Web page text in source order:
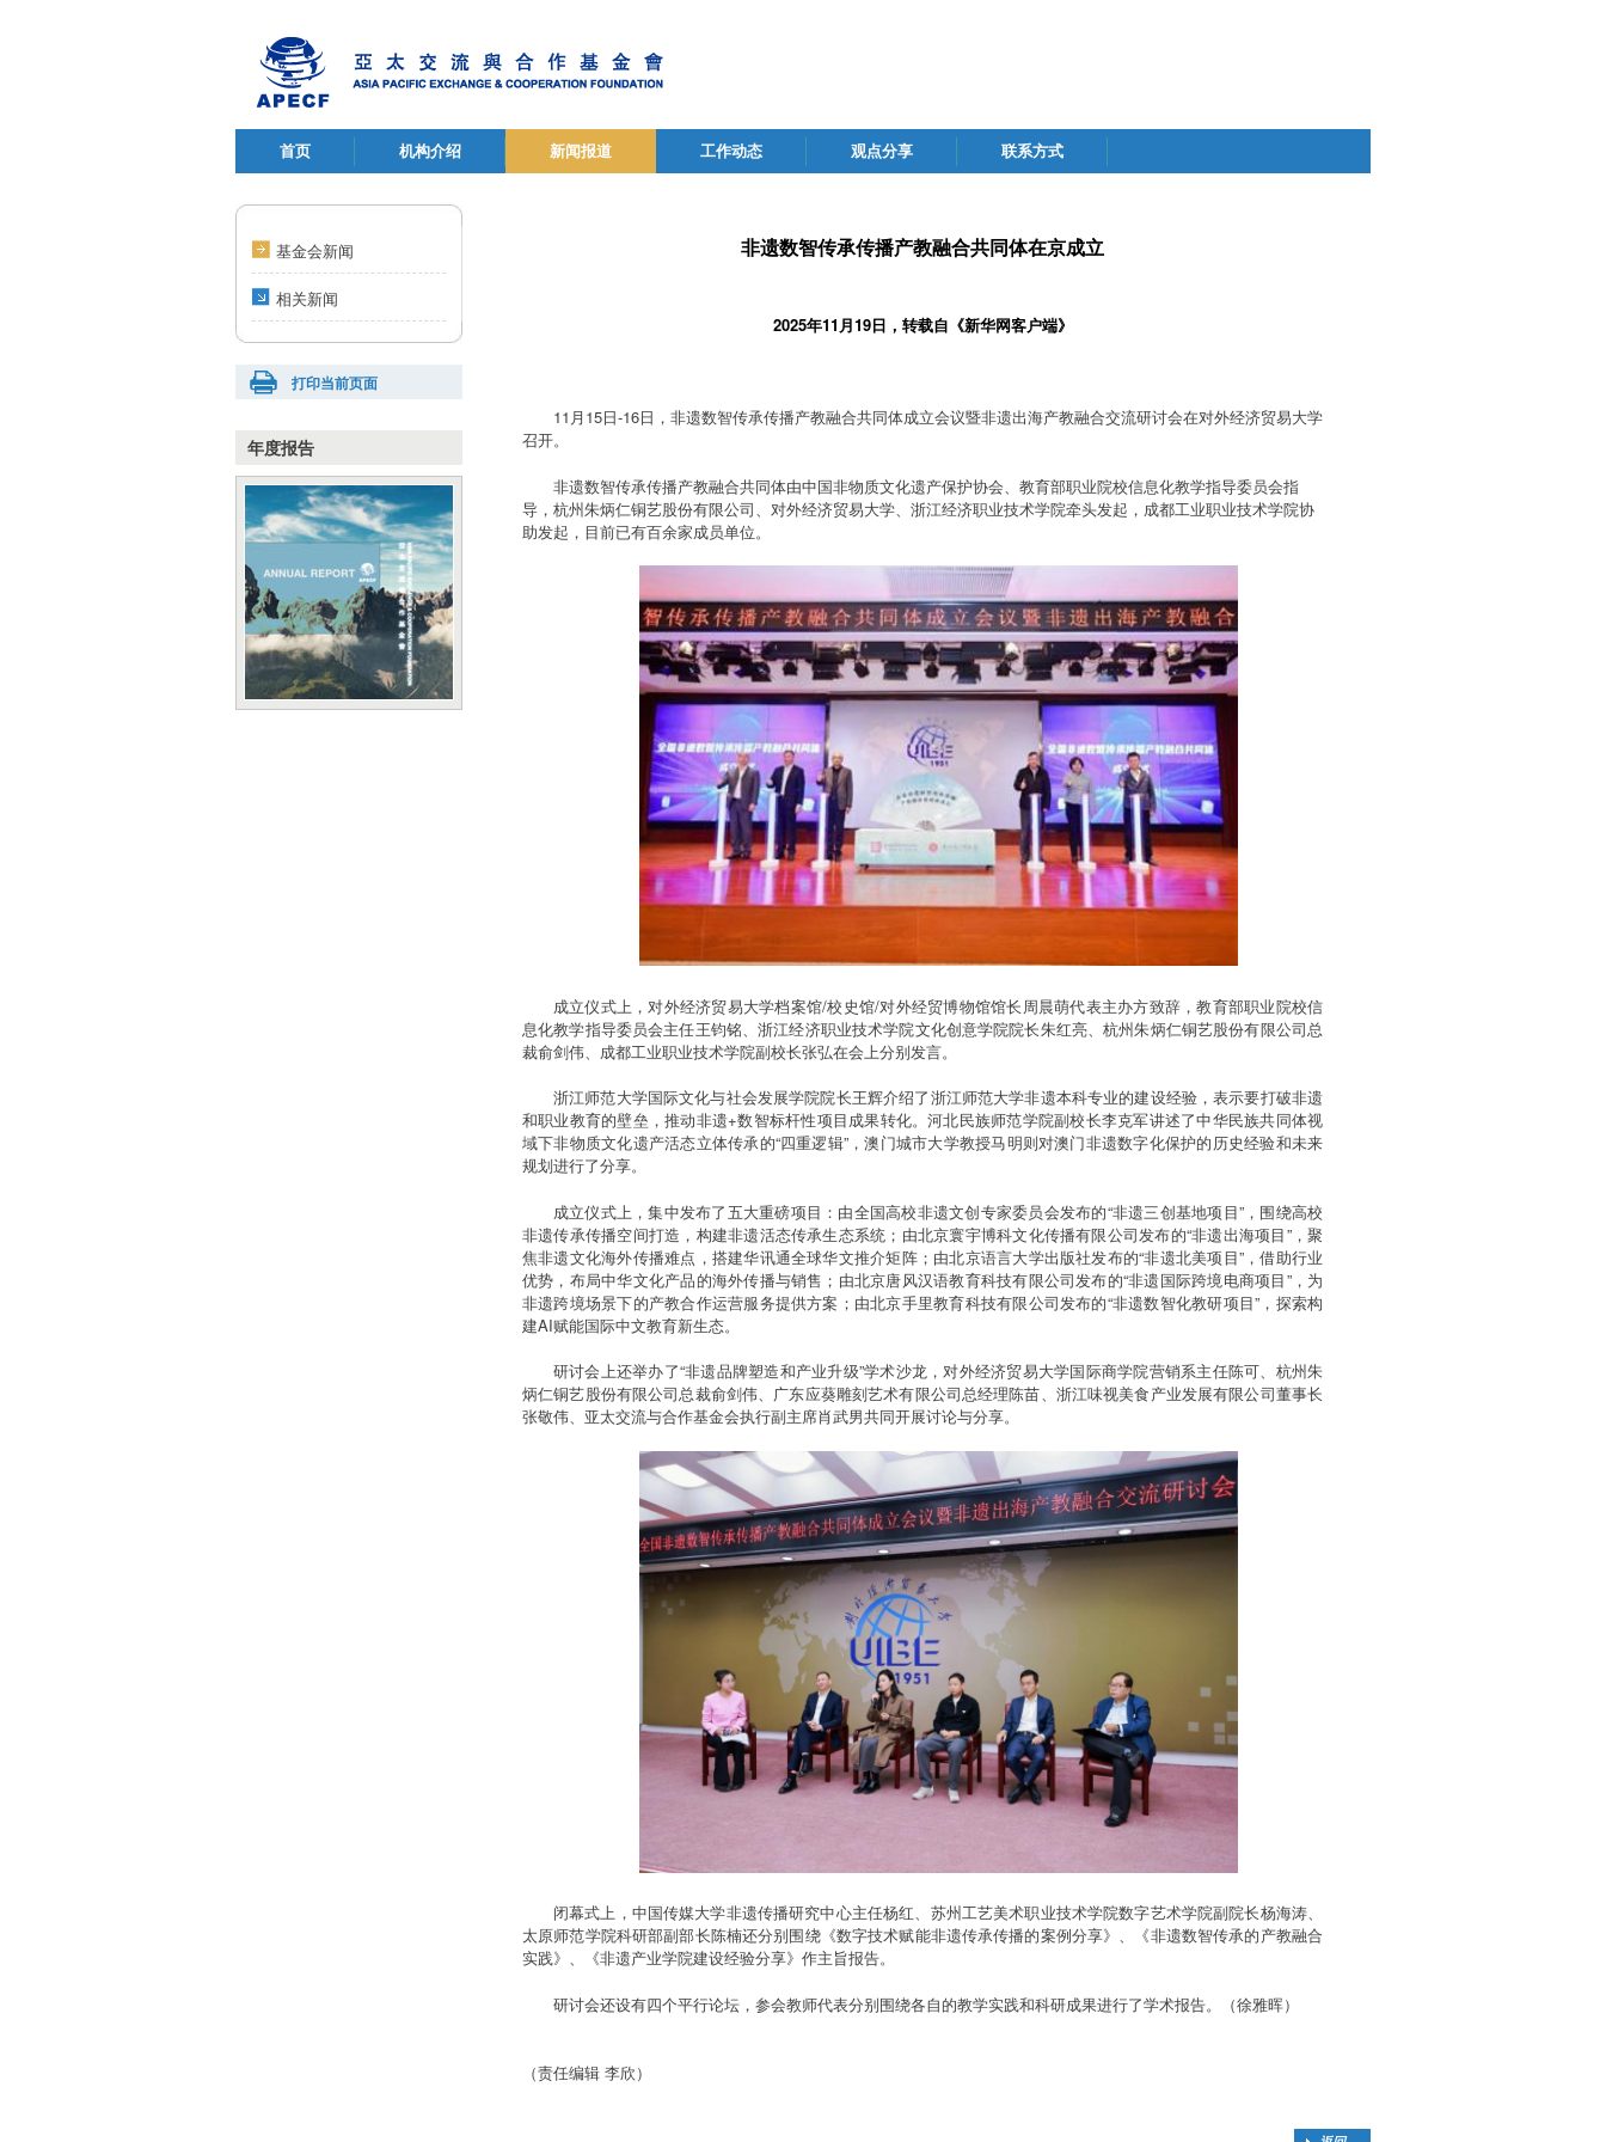
首页 机构介绍 新闻报道 工作动态 观点分享 联系方式
基金会新闻
相关新闻
打印当前页面
年度报告
非遗数智传承传播产教融合共同体在京成立
2025年11月19日，转载自《新华网客户端》
11月15日-16日，非遗数智传承传播产教融合共同体成立会议暨非遗出海产教融合交流研讨会在对外经济贸易大学
召开。
非遗数智传承传播产教融合共同体由中国非物质文化遗产保护协会、教育部职业院校信息化教学指导委员会指
导，杭州朱炳仁铜艺股份有限公司、对外经济贸易大学、浙江经济职业技术学院牵头发起，成都工业职业技术学院协
助发起，目前已有百余家成员单位。
成立仪式上，对外经济贸易大学档案馆/校史馆/对外经贸博物馆馆长周晨萌代表主办方致辞，教育部职业院校信
息化教学指导委员会主任王钧铭、浙江经济职业技术学院文化创意学院院长朱红亮、杭州朱炳仁铜艺股份有限公司总
裁俞剑伟、成都工业职业技术学院副校长张弘在会上分别发言。
浙江师范大学国际文化与社会发展学院院长王辉介绍了浙江师范大学非遗本科专业的建设经验，表示要打破非遗
和职业教育的壁垒，推动非遗+数智标杆性项目成果转化。河北民族师范学院副校长李克军讲述了中华民族共同体视
域下非物质文化遗产活态立体传承的“四重逻辑”，澳门城市大学教授马明则对澳门非遗数字化保护的历史经验和未来
规划进行了分享。
成立仪式上，集中发布了五大重磅项目：由全国高校非遗文创专家委员会发布的“非遗三创基地项目”，围绕高校
非遗传承传播空间打造，构建非遗活态传承生态系统；由北京寰宇博科文化传播有限公司发布的“非遗出海项目”，聚
焦非遗文化海外传播难点，搭建华讯通全球华文推介矩阵；由北京语言大学出版社发布的“非遗北美项目”，借助行业
优势，布局中华文化产品的海外传播与销售；由北京唐风汉语教育科技有限公司发布的“非遗国际跨境电商项目”，为
非遗跨境场景下的产教合作运营服务提供方案；由北京手里教育科技有限公司发布的“非遗数智化教研项目”，探索构
建AI赋能国际中文教育新生态。
研讨会上还举办了“非遗品牌塑造和产业升级”学术沙龙，对外经济贸易大学国际商学院营销系主任陈可、杭州朱
炳仁铜艺股份有限公司总裁俞剑伟、广东应葵雕刻艺术有限公司总经理陈苗、浙江味视美食产业发展有限公司董事长
张敬伟、亚太交流与合作基金会执行副主席肖武男共同开展讨论与分享。
闭幕式上，中国传媒大学非遗传播研究中心主任杨红、苏州工艺美术职业技术学院数字艺术学院副院长杨海涛、
太原师范学院科研部副部长陈楠还分别围绕《数字技术赋能非遗传承传播的案例分享》、《非遗数智传承的产教融合
实践》、《非遗产业学院建设经验分享》作主旨报告。
研讨会还设有四个平行论坛，参会教师代表分别围绕各自的教学实践和科研成果进行了学术报告。（徐雅晖）
（责任编辑 李欣）